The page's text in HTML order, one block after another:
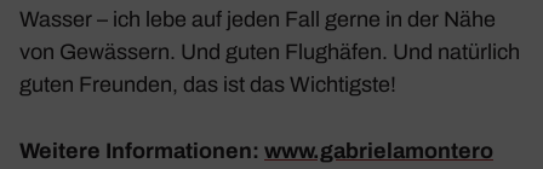
Wasser – ich lebe auf jeden Fall gerne in der Nähe
von Gewäs­sern. Und guten Flug­häfen. Und natür­lich
guten Freunden, das ist das Wich­tigste!
Weitere Infor­ma­tionen: www​.gabrie​la​mon​tero​